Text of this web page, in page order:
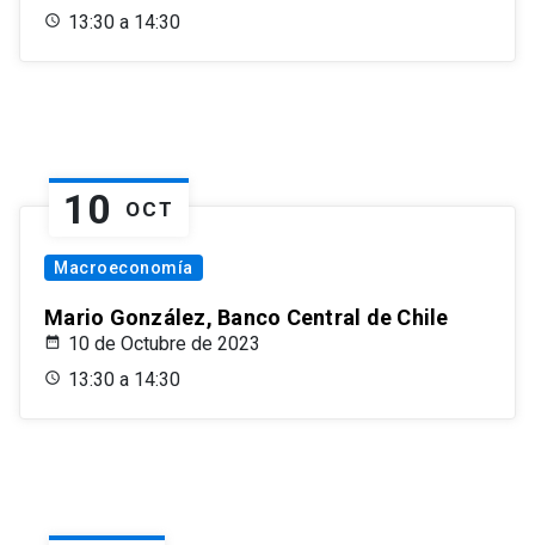
13:30 a 14:30
10 OCT
Macroeconomía
Mario González, Banco Central de Chile
10 de Octubre de 2023
13:30 a 14:30